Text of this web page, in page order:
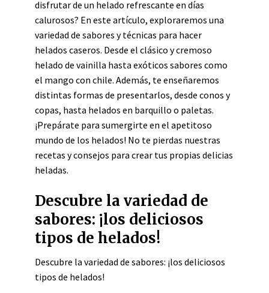
disfrutar de un helado refrescante en días
calurosos? En este artículo, exploraremos una
variedad de sabores y técnicas para hacer
helados caseros. Desde el clásico y cremoso
helado de vainilla hasta exóticos sabores como
el mango con chile. Además, te enseñaremos
distintas formas de presentarlos, desde conos y
copas, hasta helados en barquillo o paletas.
¡Prepárate para sumergirte en el apetitoso
mundo de los helados! No te pierdas nuestras
recetas y consejos para crear tus propias delicias
heladas.
Descubre la variedad de
sabores: ¡los deliciosos
tipos de helados!
Descubre la variedad de sabores: ¡los deliciosos
tipos de helados!